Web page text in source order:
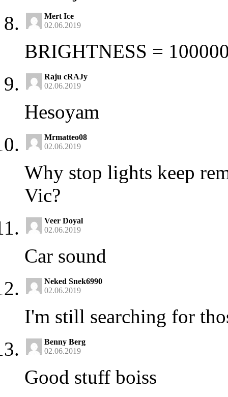
Mert Ice
02.06.2019
BRIGHTNESS =
Raju cRAJy
02.06.2019
Hesoyam
Mrmatteo08
02.06.2019
Why stop lights keep
Vic?
Veer Doyal
02.06.2019
Car sound
Neked Snek6990
02.06.2019
I'm still searching for
Benny Berg
02.06.2019
Good stuff boiss